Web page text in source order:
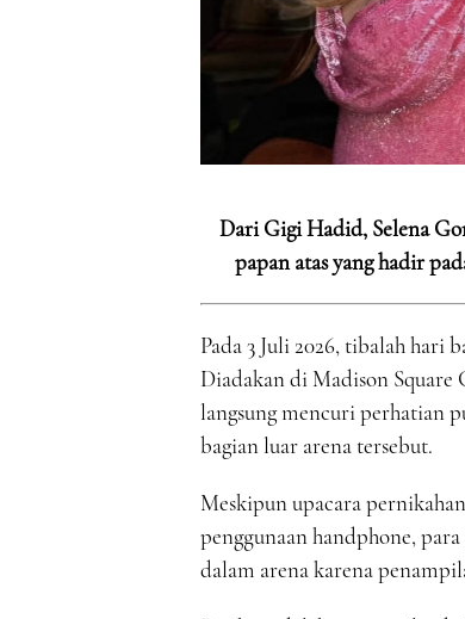
Dari Gigi Hadid, Selena
papan atas yang hadir
Pada 3 Juli 2026, tibalah hari
Diadakan di Madison
langsung mencuri perhatian
bagian luar arena tersebut.
Meskipun upacara
penggunaan handphone,
dalam arena karena